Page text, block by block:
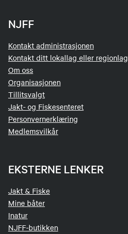
NJFF
Kontakt administrasjonen
Kontakt ditt lokallag eller regionlag
Om oss
Organisasjonen
Tillitsvalgt
Jakt- og Fiskesenteret
Personvernerklæring
Medlemsvilkår
EKSTERNE LENKER
Jakt & Fiske
Mine båter
Inatur
NJFF-butikken